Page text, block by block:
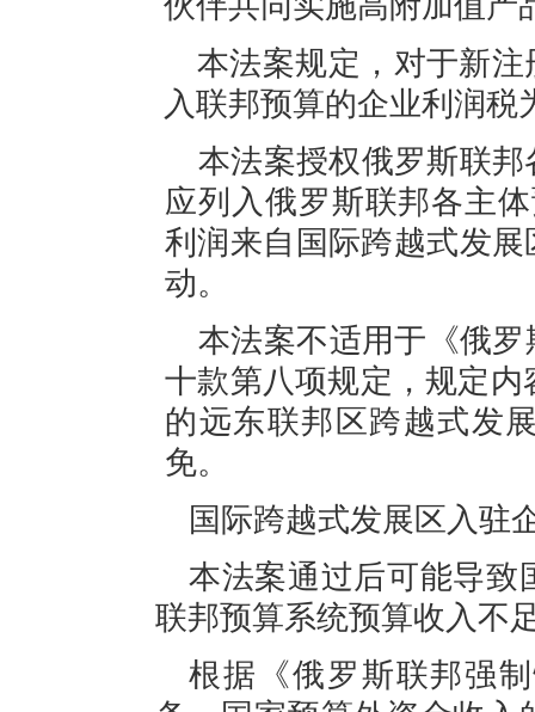
本法案规定，对于新注
入联邦预算的企业利润税
本法案授权俄罗斯联
应列入俄罗斯联邦各主
利润来自国际跨越式发
动。
本法案不适用于 《俄
十款第八项规定， 规定内
的远东联邦区跨越式发
免。
国际跨越式发展区入驻
本法案通过后可能导致
联邦预算系统预算收入不
根据《俄罗斯联邦强